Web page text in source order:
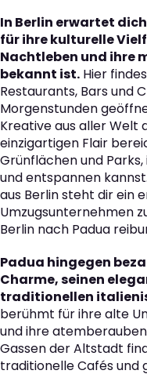
In Berlin erwartet
für ihre kulturelle
Nachtleben und ihre
bekannt ist. Hier
Restaurants, Bars und
Morgenstunden
Kreative aus aller Welt
einzigartigen Flair
Grünflächen und
und entspannen
aus Berlin steht dir ein
Umzugsunternehmen
Berlin nach Padua
Padua hingegen
Charme, seinen
traditionellen
berühmt für ihre alte
und ihre
Gassen der Altstadt
traditionelle Cafés und